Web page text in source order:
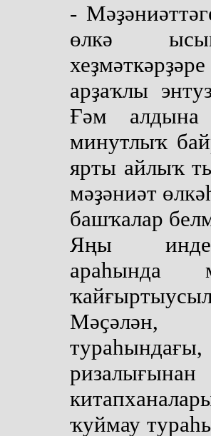
-
өлкә
арҙаҡлы
Ғәм
минутлыҡ
ярты айлыҡ
мәҙәниәт
башҡалар
Яңы
араһында
ҡуймау